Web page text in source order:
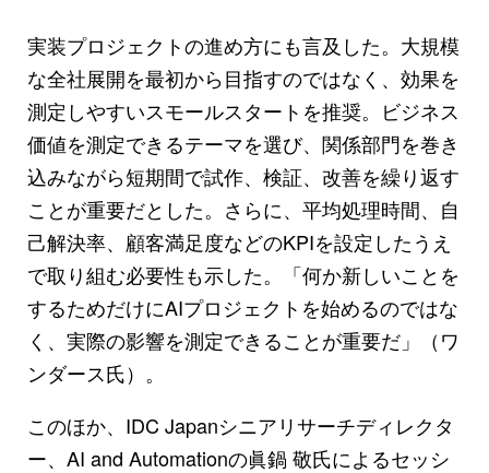
実装プロジェクトの進め方にも言及した。大規模
な全社展開を最初から目指すのではなく、効果を
測定しやすいスモールスタートを推奨。ビジネス
価値を測定できるテーマを選び、関係部門を巻き
込みながら短期間で試作、検証、改善を繰り返す
ことが重要だとした。さらに、平均処理時間、自
己解決率、顧客満足度などのKPIを設定したうえ
で取り組む必要性も示した。「何か新しいことを
するためだけにAIプロジェクトを始めるのではな
く、実際の影響を測定できることが重要だ」（ワ
ンダース氏）。
このほか、IDC Japanシニアリサーチディレクタ
ー、AI and Automationの眞鍋 敬氏によるセッシ